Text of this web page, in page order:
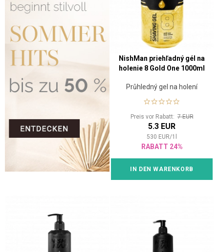
NishMan priehľadný gél na
holenie 8 Gold One 1000ml
Průhledný gel na holení
Preis vor Rabatt:7 EUR
5.3 EUR
530 EUR/1
RABATT 24%
IN DEN WARENKORB